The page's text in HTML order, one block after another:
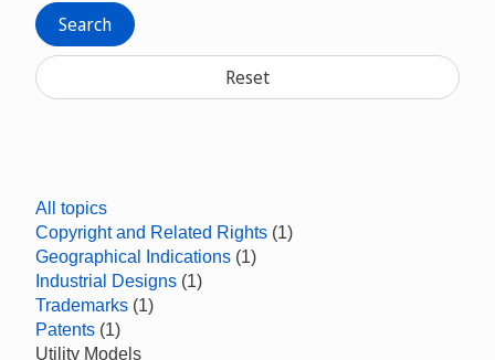
Search
Reset
All topics
Copyright and Related Rights (1)
Geographical Indications (1)
Industrial Designs (1)
Trademarks (1)
Patents (1)
Utility Models